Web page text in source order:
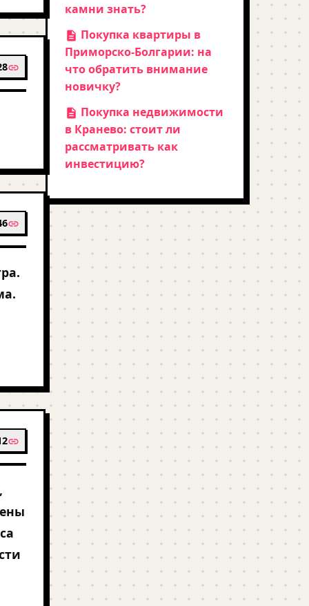
камни знать?
Покупка квартиры в
Приморско-Болгарии: на
что обратить внимание
новичку?
Покупка недвижимости
в Кранево: стоит ли
рассматривать как
инвестицию?